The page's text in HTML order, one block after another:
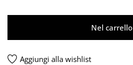
Nel carrello
Aggiungi alla wishlist